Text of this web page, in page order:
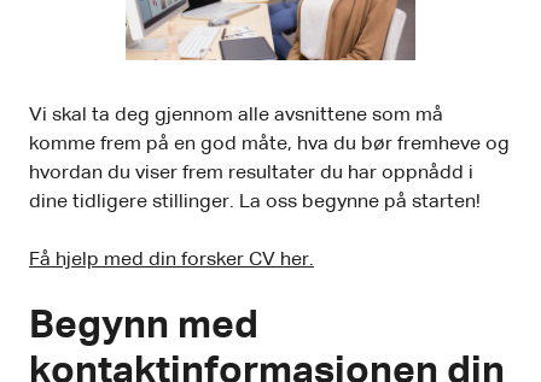
Vi skal ta deg gjennom alle avsnittene som må
komme frem på en god måte, hva du bør fremheve og
hvordan du viser frem resultater du har oppnådd i
dine tidligere stillinger. La oss begynne på starten!
Få hjelp med din forsker CV her.
Begynn med
kontaktinformasjonen din